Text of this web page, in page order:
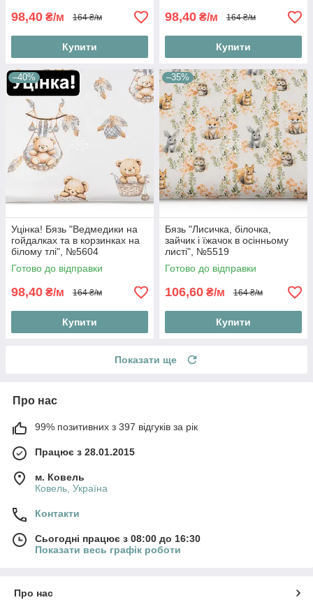
98,40 ₴/м 164 ₴/м
Купити
98,40 ₴/м 164 ₴/м
Купити
–40%
Уцінка! Бязь "Ведмедики на
гойдалках та в корзинках на
білому тлі", №5604
Готово до відправки
98,40 ₴/м 164 ₴/м
Купити
–35%
Бязь "Лисичка, білочка,
зайчик і їжачок в осінньому
листі", №5519
Готово до відправки
106,60 ₴/м 164 ₴/м
Купити
Показати ще
Про нас
99% позитивних з 397 відгуків за рік
Працює з 28.01.2015
м. Ковель
Ковель, Україна
Контакти
Сьогодні працює з 08:00 до 16:30
Показати весь графік роботи
Про нас